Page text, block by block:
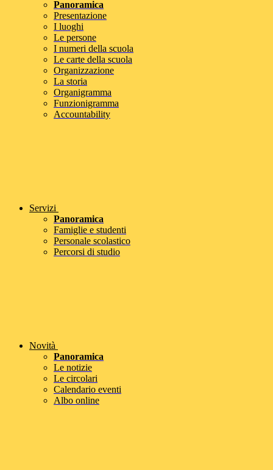
Panoramica
Presentazione
I luoghi
Le persone
I numeri della scuola
Le carte della scuola
Organizzazione
La storia
Organigramma
Funzionigramma
Accountability
Servizi
Panoramica
Famiglie e studenti
Personale scolastico
Percorsi di studio
Novità
Panoramica
Le notizie
Le circolari
Calendario eventi
Albo online